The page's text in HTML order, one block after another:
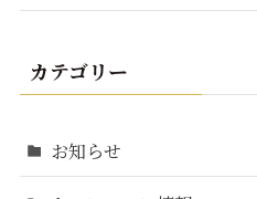
カテゴリー
お知らせ